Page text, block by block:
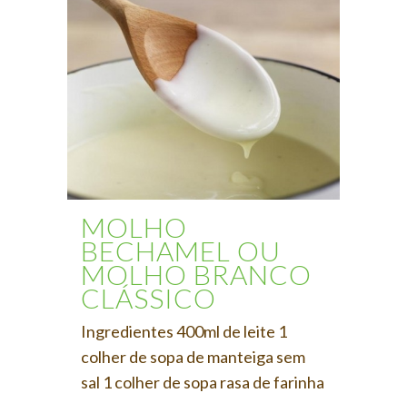
MOLHO
BECHAMEL OU
MOLHO BRANCO
CLÁSSICO
Ingredientes 400ml de leite 1
colher de sopa de manteiga sem
sal 1 colher de sopa rasa de farinha